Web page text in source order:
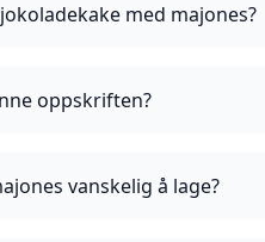
med majones?
oppskriften?
vanskelig å lage?